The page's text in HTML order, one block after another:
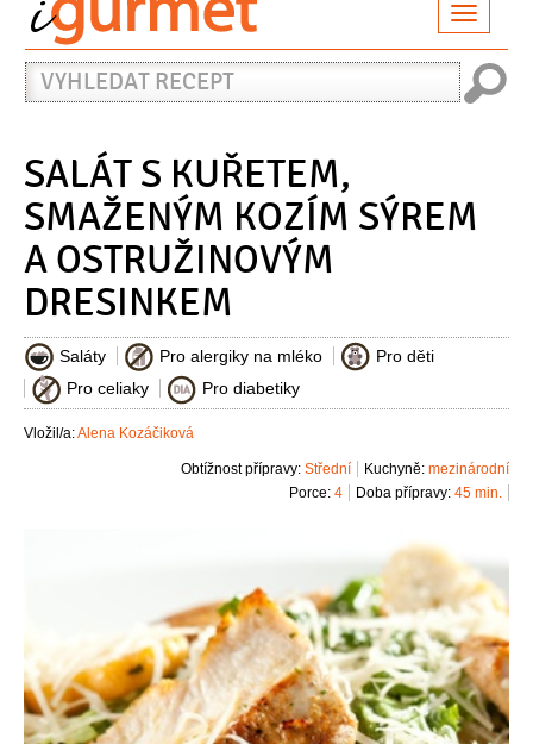
Vyhledat
recept
SALÁT S KUŘETEM,
SMAŽENÝM KOZÍM SÝREM
A OSTRUŽINOVÝM
DRESINKEM
Saláty Pro alergiky na mléko
Pro děti
Pro celiaky
Pro diabetiky
Vložil/a:Alena Kozáčiková
Kuchyně: mezinárodní
Obtížnost přípravy: Střední
Doba přípravy: 45 min.
Porce: 4